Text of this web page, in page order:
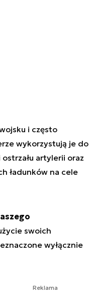
i często
wykorzystują je do
artylerii oraz
ładunków na cele
swoich
wyłącznie
Reklama